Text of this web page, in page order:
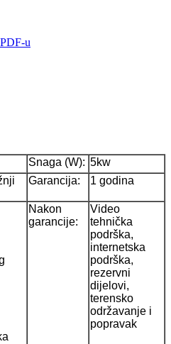
u
Snaga (W): 5kw
Garancija: 1 godina
Nakon
garancije:
Video
tehnička
podrška,
internetska
podrška,
rezervni
dijelovi,
terensko
održavanje i
popravak